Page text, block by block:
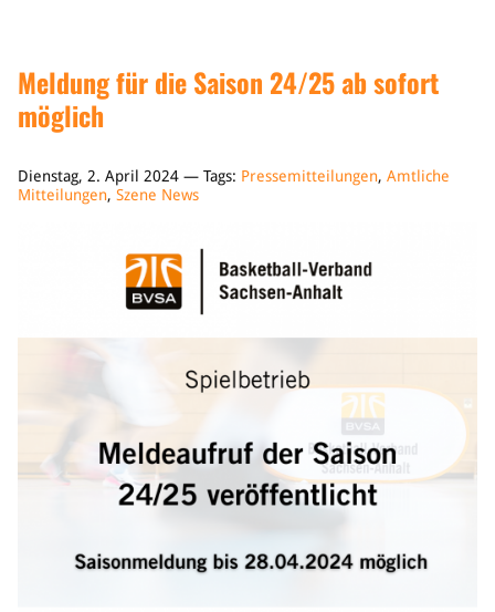
Meldung für die Saison 24/25 ab sofort
möglich
Dienstag, 2. April 2024 — Tags: Pressemitteilungen, Amtliche
Mitteilungen, Szene News